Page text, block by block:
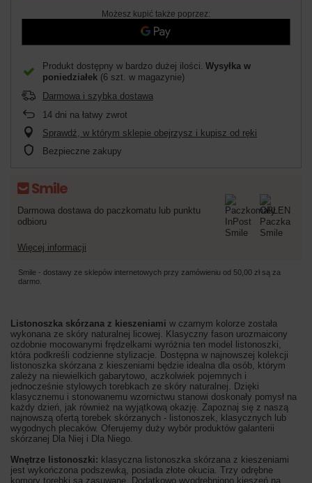
Możesz kupić także poprzez:
Produkt dostępny w bardzo dużej ilości Wysyłka w
poniedziałek (6 szt. w magazynie)
Darmowa i szybka dostawa
14 dni na łatwy zwrot
Sprawdź, w którym sklepie obejrzysz i kupisz od ręki
Bezpieczne zakupy
Darmowa dostawa do paczkomatu lub punktu
odbioru
Więcej informacji
Smile - dostawy ze sklepów internetowych przy zamówieniu od 50,00 zł są za
darmo.
Listonoszka skórzana z kieszeniami w czarnym kolorze została
wykonana ze skóry naturalnej licowej. Klasyczny fason urozmaicony
ozdobnie mocowanymi frędzelkami wyróżnia ten model listonoszki,
która podkreśli codzienne stylizacje. Dostępna w najnowszej kolekcji
listonoszka skórzana z kieszeniami będzie idealna dla osób , którym
zależy na niewielkich gabarytowo, aczkolwiek pojemnych i
jednocześnie stylowych torebkach ze skóry naturalnej. Dzięki
klasycznemu i stonowanemu wzornictwu stanowi doskonały pomysł na
każdy dzień, jak również na wyjątkową okazję. Zapoznaj się z naszą
najnowszą ofertą torebek skórzanych - listonoszek, klasycznych lub
wygodnych plecaków. Oferujemy duży wybór produktów galanterii
skórzanej Dla Niej i Dla Niego.
Wnętrze listonoszki: klasyczna listonoszka skórzana z kieszeniami
jest wykończona podszewką, posiada złote okucia. Trzy odrębne
komory torebki są zasuwane. Dodatkowo wyodrębniono kieszeń na